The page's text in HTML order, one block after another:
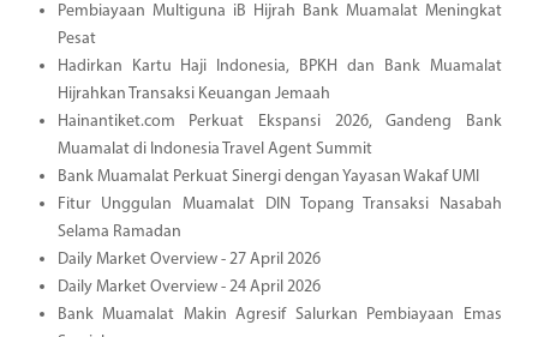
Pembiayaan Multiguna iB Hijrah Bank Muamalat Meningkat
Pesat
Hadirkan Kartu Haji Indonesia, BPKH dan Bank Muamalat
Hijrahkan Transaksi Keuangan Jemaah
Hainantiket.com Perkuat Ekspansi 2026, Gandeng Bank
Muamalat di Indonesia Travel Agent Summit
Bank Muamalat Perkuat Sinergi dengan Yayasan Wakaf UMI
Fitur Unggulan Muamalat DIN Topang Transaksi Nasabah
Selama Ramadan
Daily Market Overview - 27 April 2026
Daily Market Overview - 24 April 2026
Bank Muamalat Makin Agresif Salurkan Pembiayaan Emas